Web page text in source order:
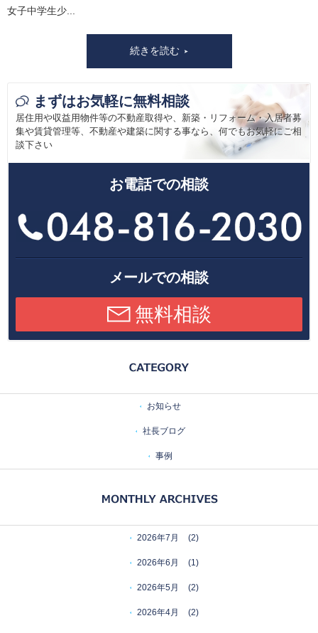
女子中学生少...
続きを読む
まずはお気軽に無料相談
居住用や収益用物件等の不動産取得や、新築・リフォーム・入居者募
集や賃貸管理等、 不動産や建築に関する事なら、何でもお気軽にご相
談下さい
お電話での相談
メールでの相談
無料相談
お知らせ
社長ブログ
事例
2026年7月 (2)
2026年6月 (1)
2026年5月 (2)
2026年4月 (2)